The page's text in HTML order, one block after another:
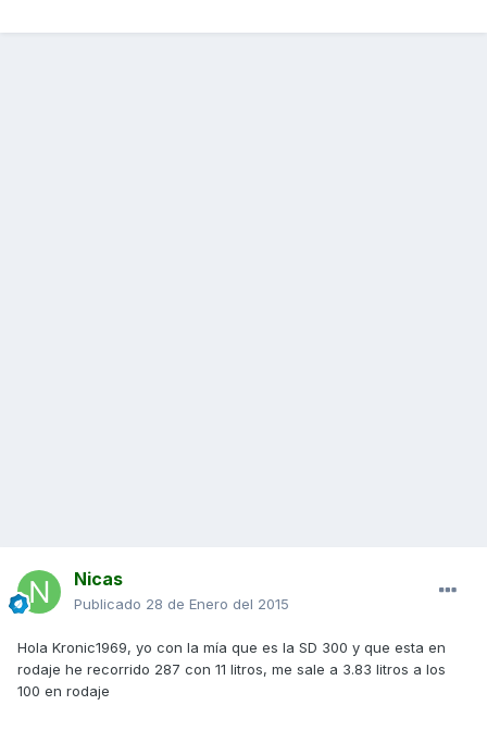
Nicas
Publicado 28 de Enero del 2015
Hola Kronic1969, yo con la mía que es la SD 300 y que esta en
rodaje he recorrido 287 con 11 litros, me sale a 3.83 litros a los
100 en rodaje